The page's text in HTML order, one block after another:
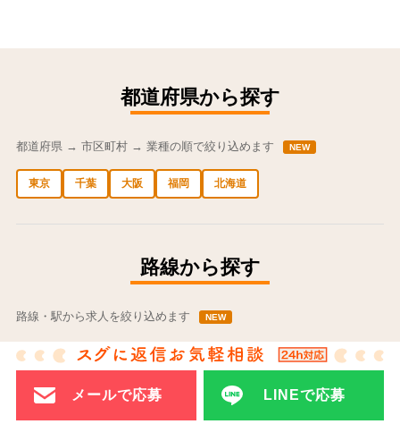
都道府県から探す
都道府県 → 市区町村 → 業種の順で絞り込めます NEW
東京 千葉 大阪 福岡 北海道
路線から探す
路線・駅から求人を絞り込めます NEW
JR東日本（92）
つくばエクスプレス（0）
ゆりかもめ（14）
京成電鉄（9）
京王電鉄（21）
千葉都市モノレール（0）
メールで応募 LINEで応募